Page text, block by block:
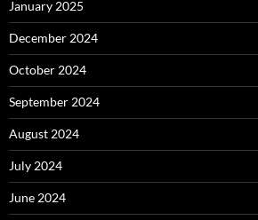
January 2025
December 2024
October 2024
September 2024
August 2024
July 2024
June 2024